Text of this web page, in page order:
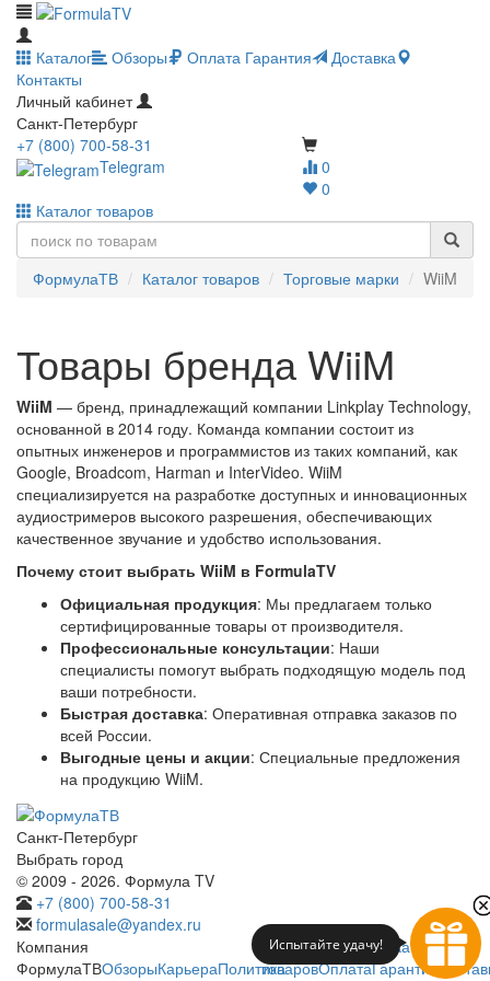
Каталог Обзоры Оплата Гарантия
Доставка
Контакты
Личный кабинет
Санкт-Петербург
0
0
+7 (800) 700-58-31
Telegram
Каталог товаров
ФормулаТВ Каталог товаров Торговые марки WiiM
Товары бренда WiiM
WiiM — бренд, принадлежащий компании Linkplay Technology,
основанной в 2014 году. Команда компании состоит из
опытных инженеров и программистов из таких компаний, как
Google, Broadcom, Harman и InterVideo. WiiM
специализируется на разработке доступных и инновационных
аудиостримеров высокого разрешения, обеспечивающих
качественное звучание и удобство использования.
Почему стоит выбрать WiiM в FormulaTV
Официальная продукция: Мы предлагаем только
сертифицированные товары от производителя.
Профессиональные консультации: Наши
специалисты помогут выбрать подходящую модель под
ваши потребности.
Быстрая доставка: Оперативная отправка заказов по
всей России.
Выгодные цены и акции: Специальные предложения
на продукцию WiiM.
Санкт-Петербург
Выбрать город
© 2009 - 2026. Формула TV
+7 (800) 700-58-31
formulasale@yandex.ru
Компания
ФормулаТВОбзорыКарьераПолитика
Интернет-магазин
Каталог
товаровОплатаГарантия
Испытайте удачу!